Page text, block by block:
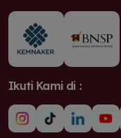
Ikuti Kami di :